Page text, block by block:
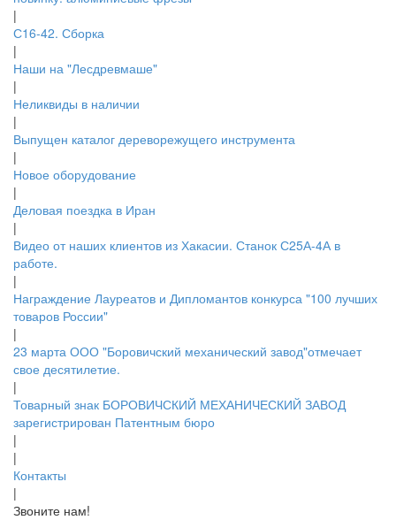
|
С16-42. Сборка
|
Наши на "Лесдревмаше"
|
Неликвиды в наличии
|
Выпущен каталог дереворежущего инструмента
|
Новое оборудование
|
Деловая поездка в Иран
|
Видео от наших клиентов из Хакасии. Станок С25А-4А в
работе.
|
Награждение Лауреатов и Дипломантов конкурса "100 лучших
товаров России"
|
23 марта ООО "Боровичский механический завод"отмечает
свое десятилетие.
|
Товарный знак БОРОВИЧСКИЙ МЕХАНИЧЕСКИЙ ЗАВОД
зарегистрирован Патентным бюро
|
|
Контакты
|
Звоните нам!